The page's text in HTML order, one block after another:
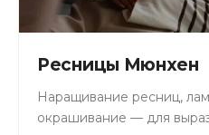
Ресницы Мюнхен
Наращивание ресниц,
окрашивание — для